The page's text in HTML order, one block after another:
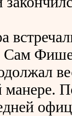
Сам
манере.